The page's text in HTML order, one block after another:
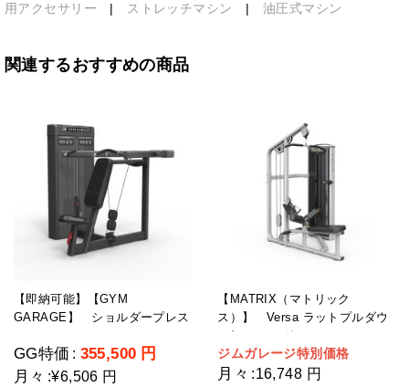
用アクセサリー | ストレッチマシン | 油圧式マシン
関連するおすすめの商品
【即納可能】【GYM
GARAGE】 ショルダープレス
ク重量109kg)
GG特価 : 355,500 円
月々 :¥6,506 円
【MATRIX（マトリック
ス）】 Versa ラットプルダウ
ン/シーテッドロー
ジムガレージ特別価格
月々 :16,748 円